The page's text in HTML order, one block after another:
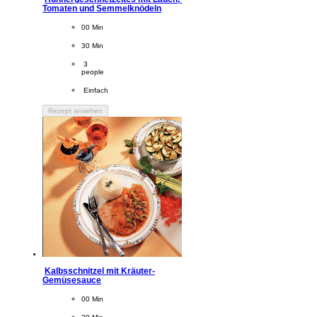
Tomaten und Semmelknödeln
CookingTime
00 Min
PreparationTime
30 Min
Servings
3
people
Difficulty
Einfach
Rezept ansehen
Kalbsschnitzel mit Kräuter-
Gemüsesauce
CookingTime
00 Min